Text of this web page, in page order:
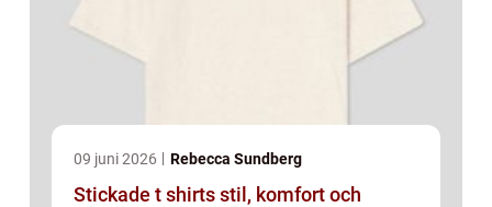
09 juni 2026 Rebecca Sundberg
Stickade t shirts stil, komfort och